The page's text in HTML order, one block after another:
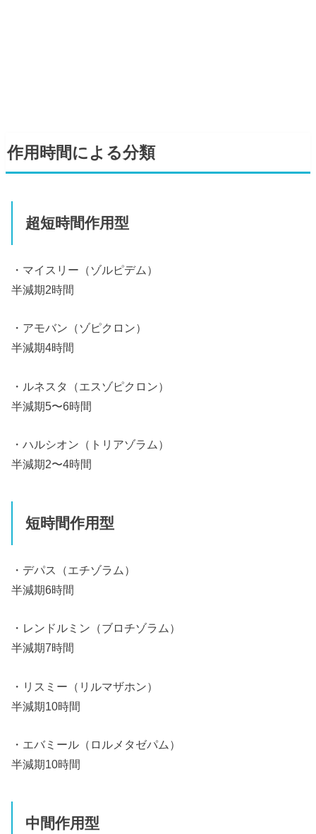
作用時間による分類
超短時間作用型
・マイスリー（ゾルピデム）
半減期2時間
・アモバン（ゾピクロン）
半減期4時間
・ルネスタ（エスゾピクロン）
半減期5〜6時間
・ハルシオン（トリアゾラム）
半減期2〜4時間
短時間作用型
・デパス（エチゾラム）
半減期6時間
・レンドルミン（ブロチゾラム）
半減期7時間
・リスミー（リルマザホン）
半減期10時間
・エバミール（ロルメタゼパム）
半減期10時間
中間作用型